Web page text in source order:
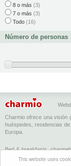
This website uses
8 o más (3)
7 o más (3)
Todo (16)
Número de personas
Charmio ofrece una visión
huéspedes, residencias
Europa.
Bed & breakfasts,
d'hôtes, hôtels de
breakfasts, charming